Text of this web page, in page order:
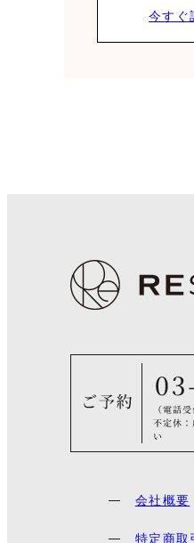
今すぐ
会社概要
特定商取